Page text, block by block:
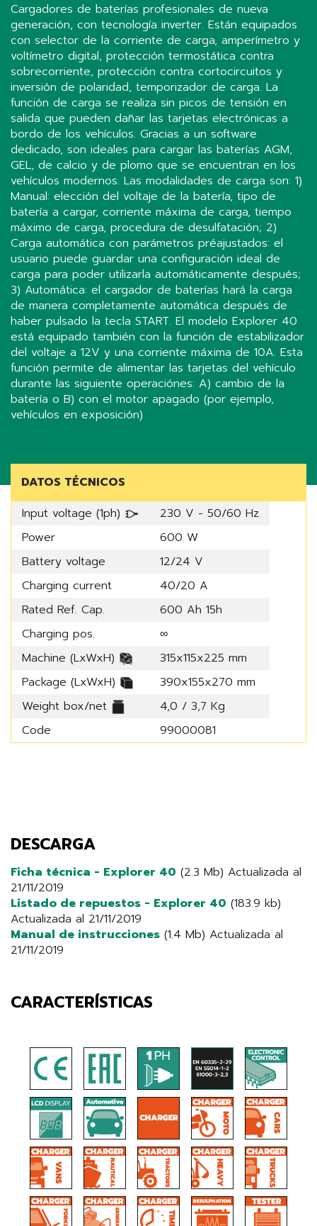
Cargadores de baterías profesionales de nueva
generación, con tecnología inverter. Están equipados
con selector de la corriente de carga, amperímetro y
voltímetro digital, protección termostática contra
sobrecorriente, protección contra cortocircuitos y
inversión de polaridad, temporizador de carga. La
función de carga se realiza sin picos de tensión en
salida que pueden dañar las tarjetas electrónicas a
bordo de los vehículos. Gracias a un software
dedicado, son ideales para cargar las baterías AGM,
GEL, de calcio y de plomo que se encuentran en los
vehículos modernos. Las modalidades de carga son: 1)
Manual: elección del voltaje de la batería, tipo de
batería a cargar, corriente máxima de carga, tiempo
máximo de carga, procedura de desulfatación; 2)
Carga automática con parámetros préajustados: el
usuario puede guardar una configuración ideal de
carga para poder utilizarla automáticamente después;
3) Automática: el cargador de baterías hará la carga
de manera completamente automática después de
haber pulsado la tecla START. El modelo Explorer 40
está equipado también con la función de estabilizador
del voltaje a 12V y una corriente máxima de 10A. Esta
función permite de alimentar las tarjetas del vehículo
durante las siguiente operaciónes: A) cambio de la
batería o B) con el motor apagado (por ejemplo,
vehículos en exposición)
DATOS TÉCNICOS
Input voltage (1ph)
230 V - 50/60 Hz
Power
600 W
Battery voltage
12/24 V
Charging current
40/20 A
Rated Ref. Cap.
600 Ah 15h
Charging pos.
∞
Machine (LxWxH)
315x115x225 mm
Package (LxWxH)
390x155x270 mm
Weight box/net
4,0 / 3,7 Kg
Code
99000081
DESCARGA
Ficha técnica - Explorer 40 (2.3 Mb) Actualizada al
21/11/2019
Listado de repuestos - Explorer 40 (183.9 kb)
Actualizada al 21/11/2019
Manual de instrucciones (1.4 Mb) Actualizada al
21/11/2019
CARACTERÍSTICAS